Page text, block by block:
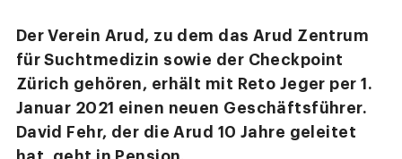
Der Verein Arud, zu dem das Arud Zentrum
für Suchtmedizin sowie der Checkpoint
Zürich gehören, erhält mit Reto Jeger per 1.
Januar 2021 einen neuen Geschäftsführer.
David Fehr, der die Arud 10 Jahre geleitet